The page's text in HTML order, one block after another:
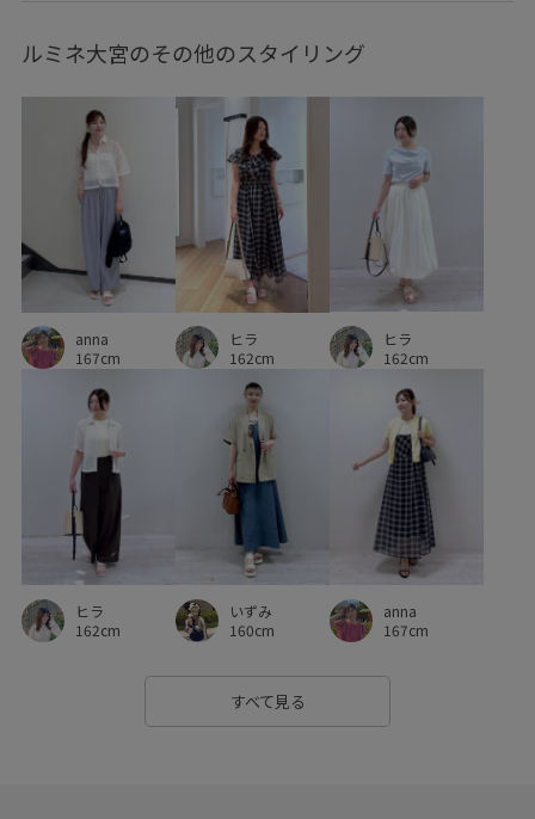
ルミネ大宮のその他のスタイリング
anna
167cm
ヒラ
162cm
ヒラ
162cm
ヒラ
162cm
いずみ
160cm
anna
167cm
すべて見る